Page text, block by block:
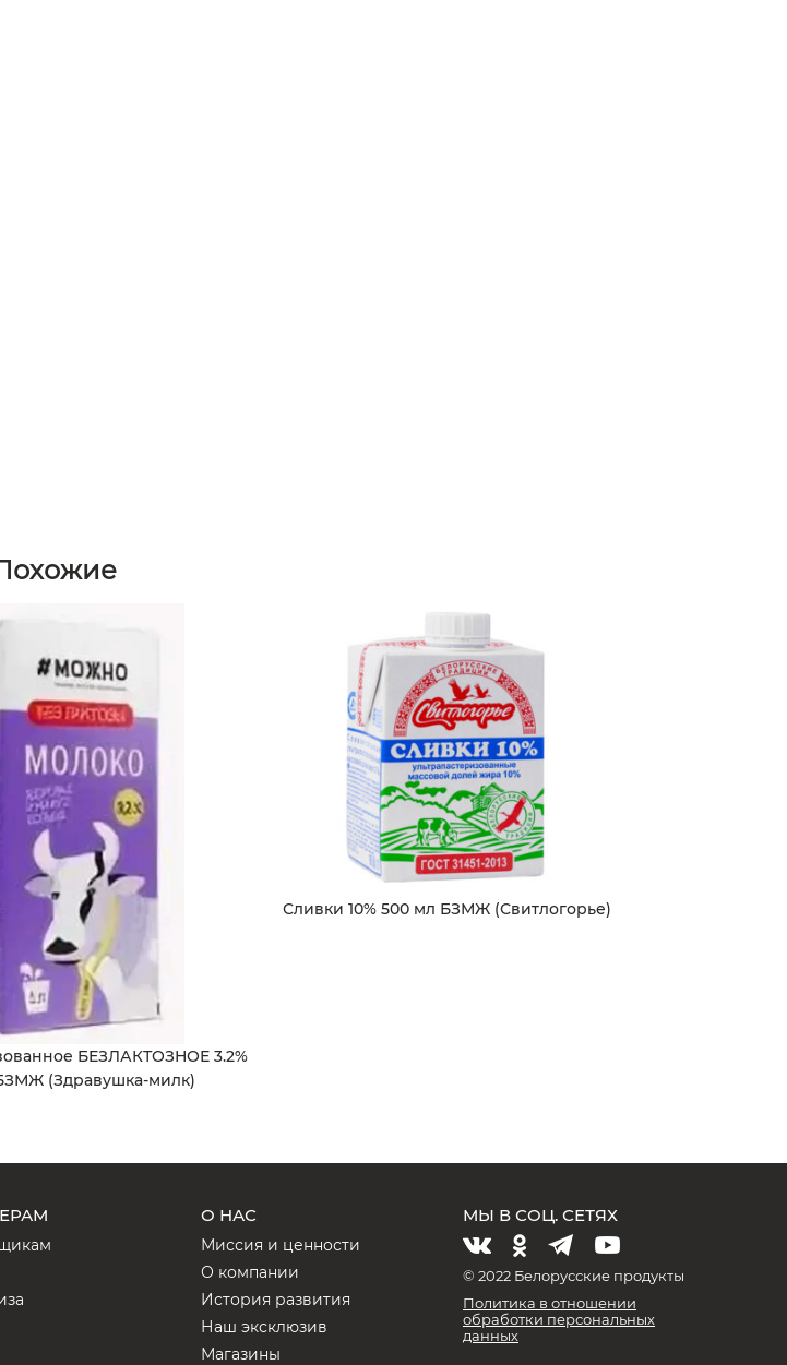
БЕЗЛАКТОЗНОЕ 3.2%
(Здравушка-милк)
Сливки 10% 500 мл БЗМЖ (Свитлогорье)
О НАС
Миссия и ценности
О компании
История развития
Наш эксклюзив
Магазины
МЫ В СОЦ. СЕТЯХ
© 2022 Белорусские продукты
Политика в отношении
обработки персональных
данных